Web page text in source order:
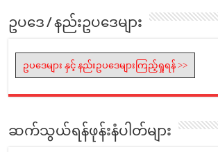
ဥပဒေ / နည်းဥပဒေများ
ဥပဒေများ နှင့် နည်းဥပဒေများကြည့်ရှုရန် >>
ဆက်သွယ်ရန်ဖုန်းနံပါတ်များ